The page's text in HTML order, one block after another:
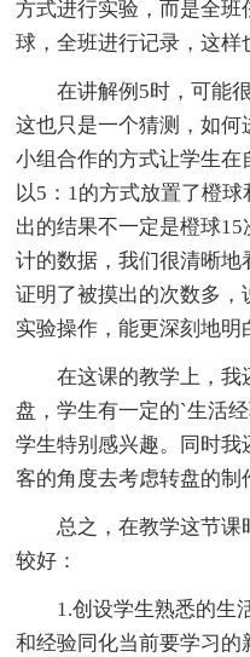
方式进行实验，而是全
球，全班进行记录，这样
在讲解例5时，可能很
这也只是一个猜测，如何
小组合作的方式让学生
以5：1的方式放置了橙
出的结果不一定是橙球
计的数据，我们很清晰
证明了被摸出的次数多
实验操作，能更深刻地明
在这课的教学上，我
盘，学生有一定的`生活
学生特别感兴趣。同时
客的角度去考虑转盘的制
总之，在教学这节课
较好：
1.创设学生熟悉的生活
和经验同化当前要学习的